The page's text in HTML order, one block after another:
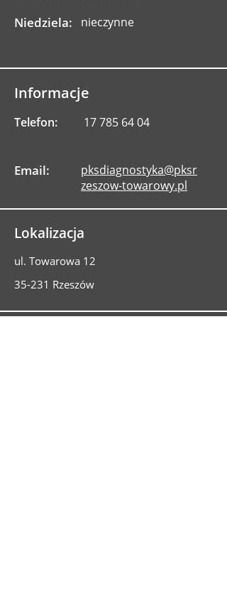
Niedziela: nieczynne
Informacje
Telefon: 17 785 64 04
Email:
pksdiagnostyka@pksr
zeszow-towarowy.pl
Lokalizacja
ul. Towarowa 12
35-231 Rzeszów